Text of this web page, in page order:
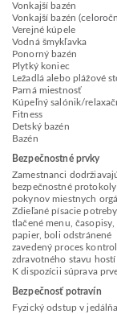
Vonkajší bazén
Vonkajší bazén
Verejné kúpele
Vodná šmykľavka
Ponorný bazén
Plytký koniec
Ležadlá alebo plážové
Parná miestnosť
Kúpeľný salónik/
Fitness
Detský bazén
Bazén
Bezpečnostné prvky
Zamestnanci
bezpečnostné
pokynov miestnych
Zdieľané písacie
tlačené menu, časopisy,
papier, boli odstránené
zavedený proces
zdravotného stavu hostí
K dispozícii súprava
Bezpečnosť potravín
Fyzický odstup v